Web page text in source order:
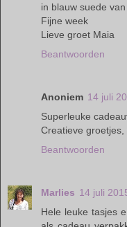
in blauw suede
Fijne week
Lieve groet Maia
Beantwoorden
Anoniem 14 juli
Superleuke
Creatieve groetjes,
Beantwoorden
Marlies 14 juli
Hele leuke tasjes